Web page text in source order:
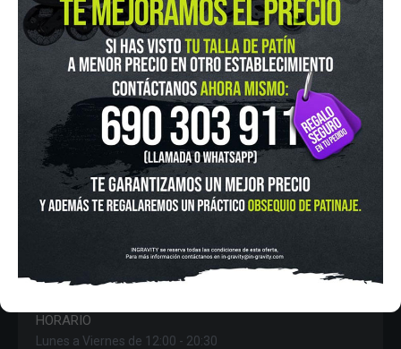
Pza. Mariano de Cavia, 2
HORARIO
Lunes a Viernes de 12:00 - 20:30